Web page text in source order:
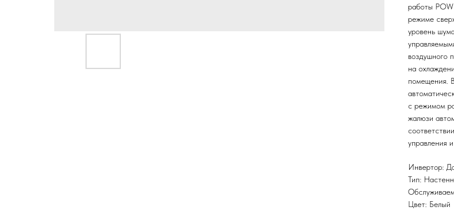
работы
режиме
уровень
воздушного
на
помещения.
с режимом
жалюзи
управления
Инвертор:
Тип:
Цвет: Белый